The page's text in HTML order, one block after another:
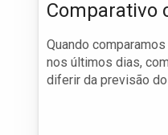
Comparativo
Quando
nos últimos dias,
diferir da previsão